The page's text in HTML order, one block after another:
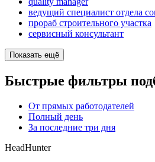
ведущий специалист отдела
прораб строительного участка
сервисный консультант
Показать ещё
Быстрые фильтры
От прямых работодателей
Полный день
За последние три дня
HeadHunter